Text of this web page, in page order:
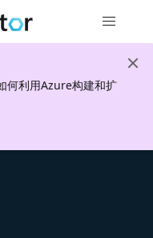
何利用Azure构建和扩